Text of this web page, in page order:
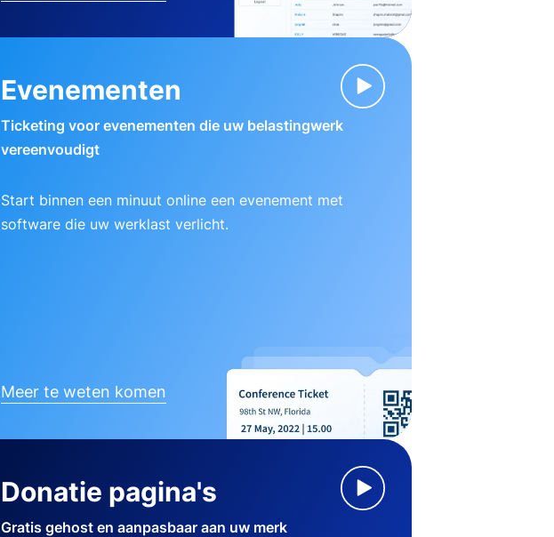
Evenementen
Ticketing voor evenementen die uw belastingwerk
vereenvoudigt
Start binnen een minuut online een evenement met
software die uw werklast verlicht.
Meer te weten komen
Donatie pagina's
Gratis gehost en aanpasbaar aan uw merk